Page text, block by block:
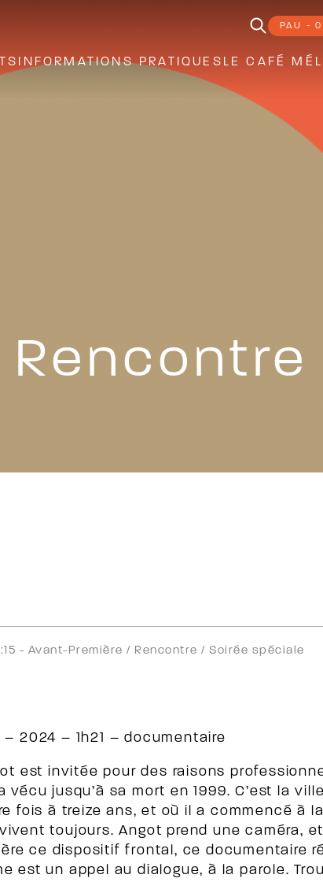
PAU -
INFORMATIONS PRATIQUES LE CAFÉ
- Avant-Première / Rencontre /Soirée spéciale
2024 – 1h21 – documentaire
est invitée pour des raisons
vécu jusqu’à sa mort en 1999. C’est la
fois à treize ans, et où il a commencé à
toujours. Angot prend une caméra,
ce dispositif frontal, ce documentaire
est un appel au dialogue, à la parole.